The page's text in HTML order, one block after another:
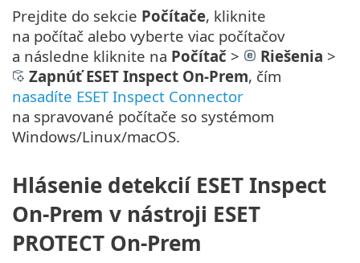
Prejdite do sekcie Počítače, kliknite
na počítač alebo vyberte viac počítačov
a následne kliknite na Počítač > Riešenia >
Zapnúť ESET Inspect On-Prem, čím
nasadíte ESET Inspect Connector
na spravované počítače so systémom
Windows/Linux/macOS.
Hlásenie detekcií ESET Inspect
On-Prem v nástroji ESET
PROTECT On-Prem